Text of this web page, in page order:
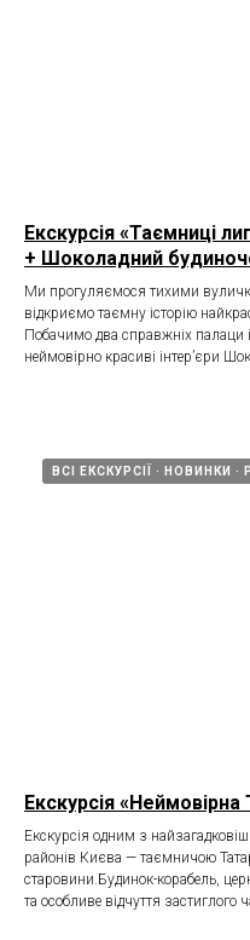
Екскурсія «Таємниці
+ Шоколадний
Ми прогуляємося тихими
відкриємо таємну історію
Побачимо два справжніх палаци
неймовірно красиві інтер’єри
ВСІ ЕКСКУРСІЇ НОВИНКИ
Екскурсія «Неймовірна
Екскурсія одним з
районів Києва — таємничою
старовини.Будинок-корабель,
та особливе відчуття застиглого